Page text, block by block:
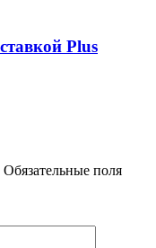
Plus
Обязательные поля